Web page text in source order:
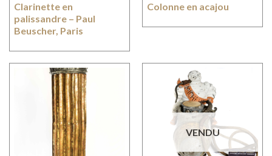
Clarinette en
palissandre – Paul
Beuscher, Paris
Colonne en acajou
VENDU